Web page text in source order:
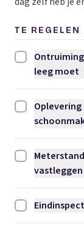
TE REGELEN
Ontruiming
leeg moet
Oplevering
Meterstanden
vastleggen
Eindinspectie